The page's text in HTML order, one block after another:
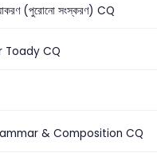
(পুরোনো সংস্করণ) CQ
Toady CQ
& Composition CQ